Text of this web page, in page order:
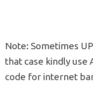
Note: Sometimes
that case kindly use
code for internet